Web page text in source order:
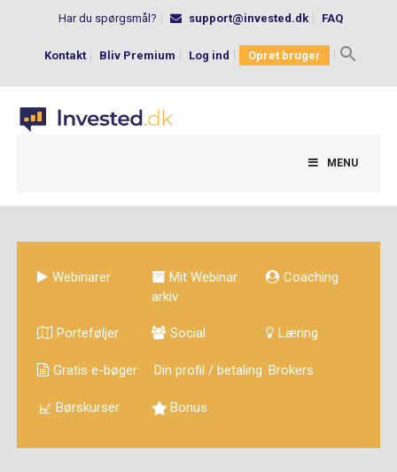
Har du spørgsmål? support@invested.dk FAQ
Kontakt Bliv Premium Log ind Opret bruger
Search
MENU
Webinarer
Mit Webinar
arkiv
Coaching
Porteføljer Social Læring
Gratis e-bøger Din profil / betaling Brokers
Børskurser Bonus